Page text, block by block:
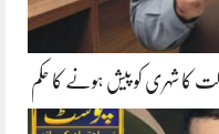
کا شہری کو پیش ہونے کا حکم